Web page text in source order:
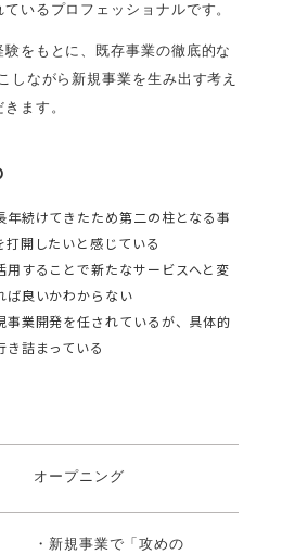
いるプロフェッショナルです。
をもとに、既存事業の徹底的な
しながら新規事業を生み出す考え
ます。
年続けてきたため第二の柱となる事
開したいと感じている
用することで新たなサービスへと変
ば良いかわからない
事業開発を任されているが、具体的
き詰まっている
オープニング
・新規事業で「攻めの